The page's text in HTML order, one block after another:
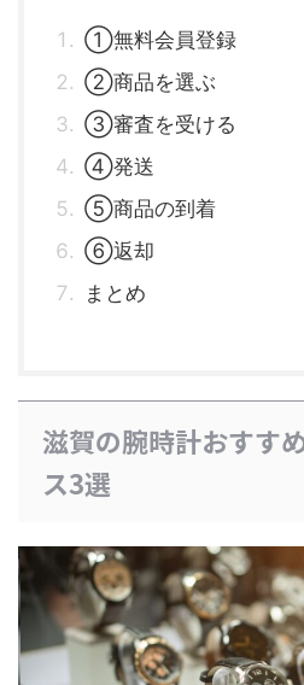
①無料会員登録
②商品を選ぶ
③審査を受ける
④発送
⑤商品の到着
⑥返却
まとめ
滋賀の腕時計おすす
ス3選